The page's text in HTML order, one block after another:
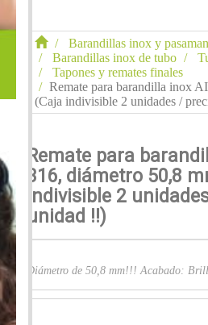
Barandillas inox y
Barandillas inox de tubo
Tapones y remates finales
Remate para barandilla inox
(Caja indivisible 2 unidades /
Remate para
316, diámetro 50,8
indivisible 2
unidad !!)
Diámetro de 50,8 mm!!! Acabado: